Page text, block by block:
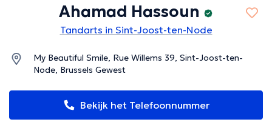
Ahamad Hassoun
Tandarts in Sint-Joost-ten-Node
My Beautiful Smile, Rue Willems 39, Sint-Joost-ten-
Node, Brussels Gewest
Bekijk het Telefoonnummer